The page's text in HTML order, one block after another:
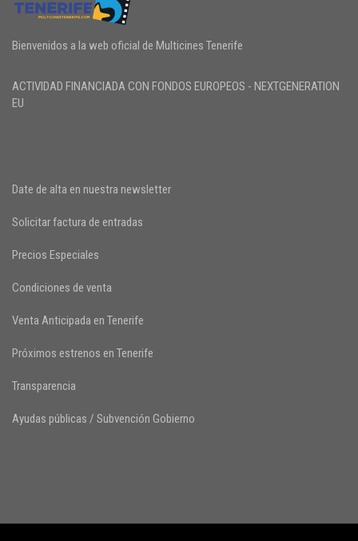
Bienvenidos a la web oficial de Multicines Tenerife
ACTIVIDAD FINANCIADA CON FONDOS EUROPEOS - NEXTGENERATION
EU
Date de alta en nuestra newsletter
Solicitar factura de entradas
Precios Especiales
Condiciones de venta
Venta Anticipada en Tenerife
Próximos estrenos en Tenerife
Transparencia
Ayudas públicas / Subvención Gobierno